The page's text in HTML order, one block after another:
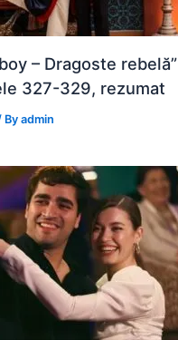
– Dragoste rebelă”
327-329, rezumat
Byadmin